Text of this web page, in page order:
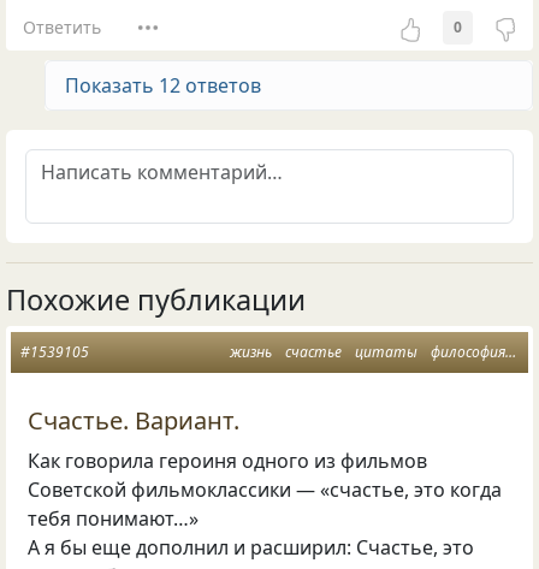
Ответить 0
Показать 12 ответов
Похожие публикации
жизнь счастье цитаты философия
#1539105
Счастье. Вариант.
Как говорила героиня одного из фильмов
Советской фильмоклассики — «счастье, это когда
тебя понимают…»
А я бы еще дополнил и расширил: Счастье, это